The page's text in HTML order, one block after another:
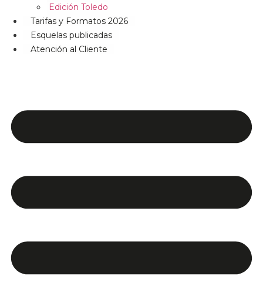
Edición Toledo
Tarifas y Formatos 2026
Esquelas publicadas
Atención al Cliente